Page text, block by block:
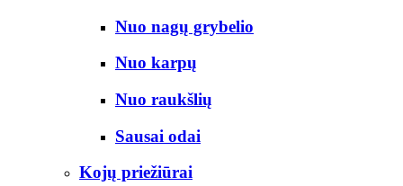
Nuo nagų grybelio
Nuo karpų
Nuo raukšlių
Sausai odai
Kojų priežiūrai